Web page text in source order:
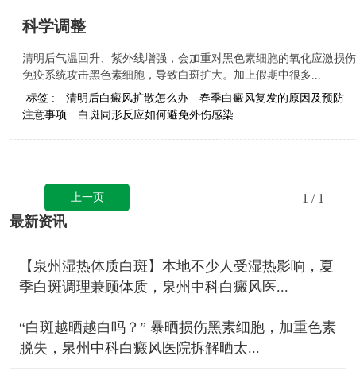
科学调整
清明后气温回升、紫外线增强，会加重对黑色素细胞的氧化应激损
免疫系统攻击黑色素细胞，导致白斑扩大。加上假期中很多...
标签 :
清明后白癜风扩散怎么办 春季白癜风复发的原因及预防
注意事项
白斑同形反应如何避免外伤感染
上一页 1 / 1
最新资讯
【泉州湿热体质白斑】本地不少人受湿热影响，夏
季白斑调理兼顾体质，泉州中科白癜风医...
“白斑越晒越白吗？” 暴晒损伤黑素细胞，加重色素
脱失，泉州中科白癜风医院拆解晒太...